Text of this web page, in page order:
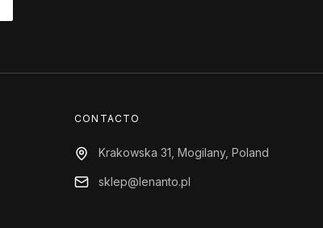
CONTACTO
Krakowska 31, Mogilany, Poland
sklep@lenanto.pl